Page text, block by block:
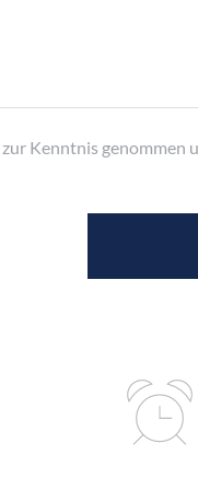
zur Kenntnis genommen